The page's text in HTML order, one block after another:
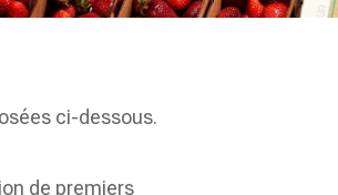
ci-dessous.
de premiers